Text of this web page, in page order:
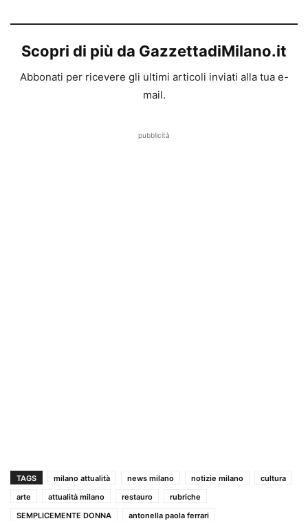
Scopri di più da GazzettadiMilano.it
Abbonati per ricevere gli ultimi articoli inviati alla tua e-
mail.
pubblicità
TAGS milano attualità news milano notizie milano
cultura
arte
attualità milano restauro
rubriche
SEMPLICEMENTE DONNA
antonella paola ferrari